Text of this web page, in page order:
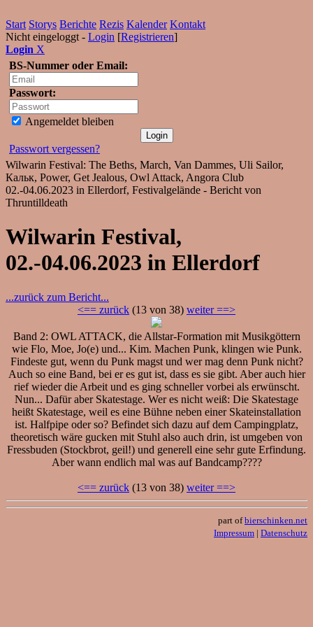
Start Storys Berichte Rezis Kalender Kontakt
Nicht eingeloggt - Login [Registrieren]
Login X
BS-Nummer oder Email:
Passwort:
Angemeldet bleiben
Passwort vergessen?
Wilwarin Festival: The Beths, March, Van Dammes, Uli Sailor,
Кальк, Power, Get Jealous, Owl Attack, Angora Club
02.-04.06.2023 in Ellerdorf, Festivalgelände - Bericht von
Thruntilldeath
Wilwarin Festival,
02.-04.06.2023 in Ellerdorf
...zurück zum Bericht...
<== zurück (13 von 38) weiter ==>
Band 2: OWL ATTACK, die Allstar-Formation mit Musikgöttern
wie Flo, Moe, Jo(e) und... Kim. Machen Punk, klingen wie Punk.
Findeste gut, wenn du Punk magst und wer mag denn Punk nicht?
Auch so eine Band, bei er es gut ist, dass es sie gibt. Aber auch hier
rief wieder die Arbeit und es ging schneller vorbei als erwünscht.
Nun... Dafür aber Skatestage. Wer es nicht weiß: Die Skatestage
heißt Skatestage, weil es eine Bühne neben einer Skateinstallation
ist. Halfpipe oder so? Befindet sich dazu auf dem Campingplatz,
theoretisch wäre gucken mit Stuhl also auch drin, ist umgeben von
Fressbuden (Stockbrot, geil!) und generell eine sehr gute Erfindung.
Aber wann endlich mal was auf Bandcamp????
<== zurück (13 von 38) weiter ==>
part ofbierschinken.net
Impressum | Datenschutz